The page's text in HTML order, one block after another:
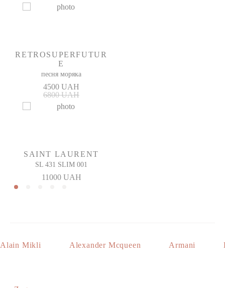
RETROSUPERFUTUR
E
песня моряка
4500 UAH
6800 UAH
SAINT LAURENT
SL 431 SLIM 001
11000 UAH
Alain Mikli Alexander Mcqueen Armani